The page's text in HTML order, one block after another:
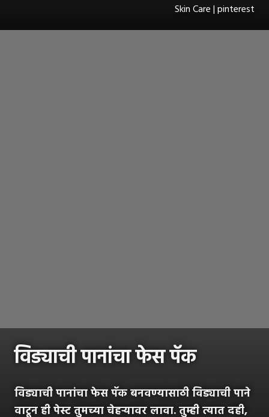
Skin Care | pinterest
विड्याची पानांचा फेस पॅक
विड्याची पानांचा फेस पॅक बनवण्यासाठी विड्याची पाने
वाटून ही पेस्ट तुमच्या चेहऱ्यावर लावा. तुम्ही त्यात दही,